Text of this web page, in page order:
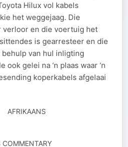
Hilux vol kabels
het weggejaag. Die
verloor en die voertuig het
is gearresteer en die
van hul inligting
ook gelei na ‘n plaas waar ‘n
koperkabels afgelaai
AFRIKAANS
COMMENTARY